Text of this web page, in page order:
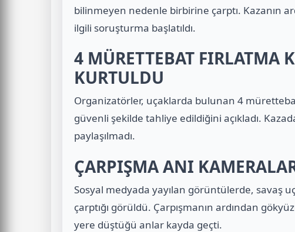
bilinmeyen nedenle birbirine çarptı. Kazanın
ilgili soruşturma başlatıldı.
4 MÜRETTEBAT FIRLATMA
KURTULDU
Organizatörler, uçaklarda bulunan 4
güvenli şekilde tahliye edildiğini açıkladı.
paylaşılmadı.
ÇARPIŞMA ANI
Sosyal medyada yayılan görüntülerde, savaş
çarptığı görüldü. Çarpışmanın ardından
yere düştüğü anlar kayda geçti.